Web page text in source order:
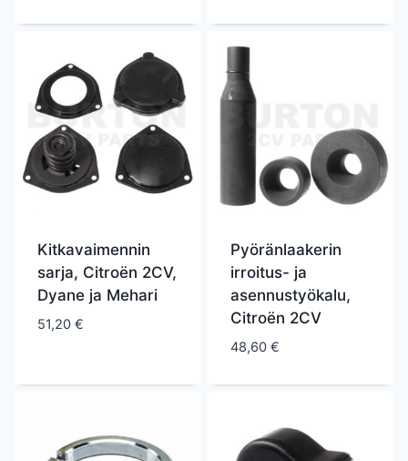
Kitkavaimennin
sarja, Citroën 2CV,
Dyane ja Mehari
51,20 €
Pyöränlaakerin
irroitus- ja
asennustyökalu,
Citroën 2CV
48,60 €